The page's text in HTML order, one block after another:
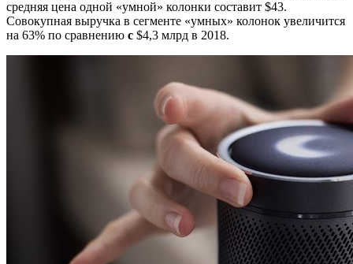
средняя цена одной «умной» колонки составит $43.
Совокупная выручка в сегменте «умных» колонок увеличится
на 63% по сравнению с $4,3 млрд в 2018.